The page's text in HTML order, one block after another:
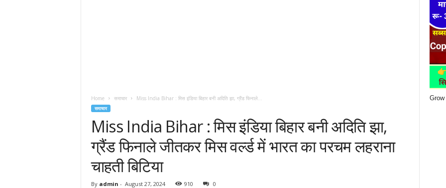
Home समाचार Miss India Bihar : मिस इंडिया बिहार बनी अदिति झा, ग्रैंड फिनाले...
समाचार
Miss India Bihar : मिस इंडिया बिहार बनी अदिति झा,
ग्रैंड फिनाले जीतकर मिस वर्ल्ड में भारत का परचम लहराना
चाहती बिटिया
By admin - August 27, 2024 910 0